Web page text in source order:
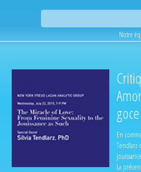
Notre
En
Tendlarz
La